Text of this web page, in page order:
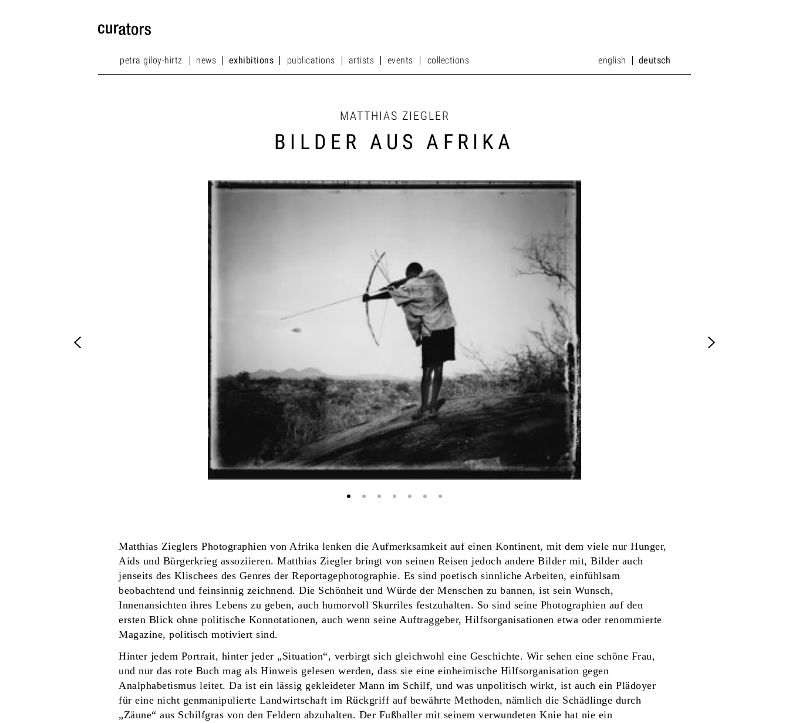
petra giloy-hirtz
petra giloy-hirtz
news
exhibitions
publications
publications
artists
events
collections
english deutsch
MATTHIAS ZIEGLER
BILDER AUS AFRIKA
Matthias Zieglers Photographien von Afrika lenken die Aufmerksamkeit auf einen Kontinent, mit dem viele nur Hunger,
Aids und Bürgerkrieg assoziieren. Matthias Ziegler bringt von seinen Reisen jedoch andere Bilder mit, Bilder auch
jenseits des Klischees des Genres der Reportagephotographie. Es sind poetisch sinnliche Arbeiten, einfühlsam
beobachtend und feinsinnig zeichnend. Die Schönheit und Würde der Menschen zu bannen, ist sein Wunsch,
Innenansichten ihres Lebens zu geben, auch humorvoll Skurriles festzuhalten. So sind seine Photographien auf den
ersten Blick ohne politische Konnotationen, auch wenn seine Auftraggeber, Hilfsorganisationen etwa oder renommierte
Magazine, politisch motiviert sind.
Hinter jedem Portrait, hinter jeder „Situation“, verbirgt sich gleichwohl eine Geschichte. Wir sehen eine schöne Frau,
und nur das rote Buch mag als Hinweis gelesen werden, dass sie eine einheimische Hilfsorganisation gegen
Analphabetismus leitet. Da ist ein lässig gekleideter Mann im Schilf, und was unpolitisch wirkt, ist auch ein Plädoyer
für eine nicht genmanipulierte Landwirtschaft im Rückgriff auf bewährte Methoden, nämlich die Schädlinge durch
„Zäune“ aus Schilfgras von den Feldern abzuhalten. Der Fußballer mit seinem verwundeten Knie hat nie ein